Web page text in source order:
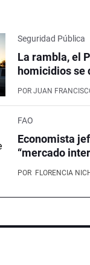
Seguridad Pública
La rambla, el
homicidios se
POR JUAN
FAO
Economista
“mercado
POR FLORENCIA